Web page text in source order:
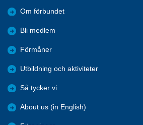
Om förbundet
Bli medlem
Förmåner
Utbildning och aktiviteter
Så tycker vi
About us (in English)